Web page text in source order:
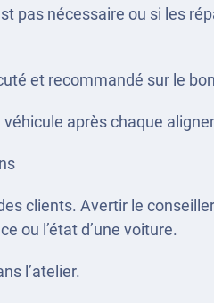
pas nécessaire ou si les
et recommandé sur le
après chaque
clients. Avertir le
ou l’état d’une voiture.
l’atelier.